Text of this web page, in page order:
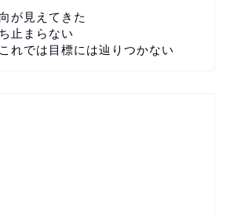
が見えてきた
止まらない
れでは目標には辿りつかない